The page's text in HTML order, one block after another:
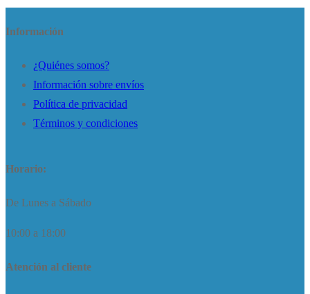
Información
¿Quiénes somos?
Información sobre envíos
Política de privacidad
Términos y condiciones
Horario:
De Lunes a Sábado
10:00 a 18:00
Atención al cliente